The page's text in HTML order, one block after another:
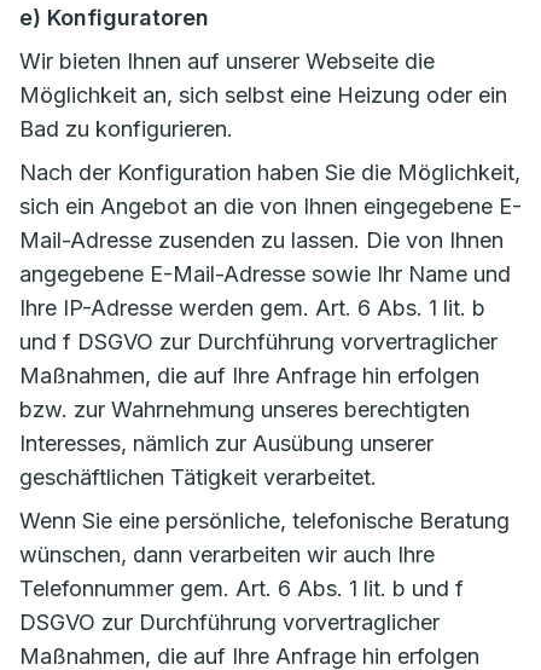
e) Konfiguratoren
Wir bieten Ihnen auf unserer Webseite die
Möglichkeit an, sich selbst eine Heizung oder ein
Bad zu konfigurieren.
Nach der Konfiguration haben Sie die Möglichkeit,
sich ein Angebot an die von Ihnen eingegebene E-
Mail-Adresse zusenden zu lassen. Die von Ihnen
angegebene E-Mail-Adresse sowie Ihr Name und
Ihre IP-Adresse werden gem. Art. 6 Abs. 1 lit. b
und f DSGVO zur Durchführung vorvertraglicher
Maßnahmen, die auf Ihre Anfrage hin erfolgen
bzw. zur Wahrnehmung unseres berechtigten
Interesses, nämlich zur Ausübung unserer
geschäftlichen Tätigkeit verarbeitet.
Wenn Sie eine persönliche, telefonische Beratung
wünschen, dann verarbeiten wir auch Ihre
Telefonnummer gem. Art. 6 Abs. 1 lit. b und f
DSGVO zur Durchführung vorvertraglicher
Maßnahmen, die auf Ihre Anfrage hin erfolgen